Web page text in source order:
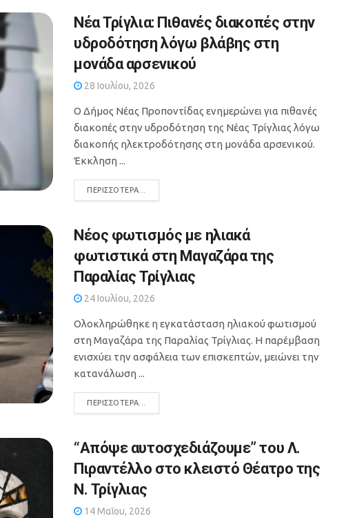
Νέα Τρίγλια: Πιθανές διακοπές στην
υδροδότηση λόγω βλάβης στη
μονάδα αρσενικού
28 Ιουλίου, 2026
Ο Δήμος Νέας Προποντίδας ενημερώνει για πιθανές
διακοπές στην υδροδότηση της Νέας Τρίγλιας λόγω
διακοπής ηλεκτροδότησης στη μονάδα αρσενικού.
Έκκληση ...
ΠΕΡΙΣΣΌΤΕΡΑ...
Νέος φωτισμός με ηλιακά
φωτιστικά στη Μαγαζάρα της
Παραλίας Τρίγλιας
24 Ιουλίου, 2026
Ολοκληρώθηκε η εγκατάσταση ηλιακού φωτισμού
στη Μαγαζάρα της Παραλίας Τρίγλιας. Η παρέμβαση
ενισχύει την ασφάλεια των επισκεπτών, μειώνει την
κατανάλωση ...
ΠΕΡΙΣΣΌΤΕΡΑ...
“Απόψε αυτοσχεδιάζουμε” του Λ.
Πιραντέλλο στο κλειστό Θέατρο της
Ν. Τρίγλιας
14 Μαΐου, 2026